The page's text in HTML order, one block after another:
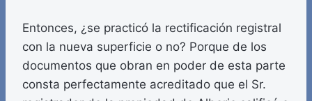
Entonces, ¿se practicó la rectificación registral
con la nueva superficie o no? Porque de los
documentos que obran en poder de esta parte
consta perfectamente acreditado que el Sr.